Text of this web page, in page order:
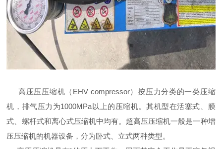
高压压压缩机（EHV compressor）按压力分类的一类压缩
机，排气压力为1000MPa以上的压缩机。其机型在活塞式、膜
式、螺杆式和离心式压缩机中均有。超高压压缩机一般是一种增
压压缩机的机器设备，分为卧式、立式两种类型。